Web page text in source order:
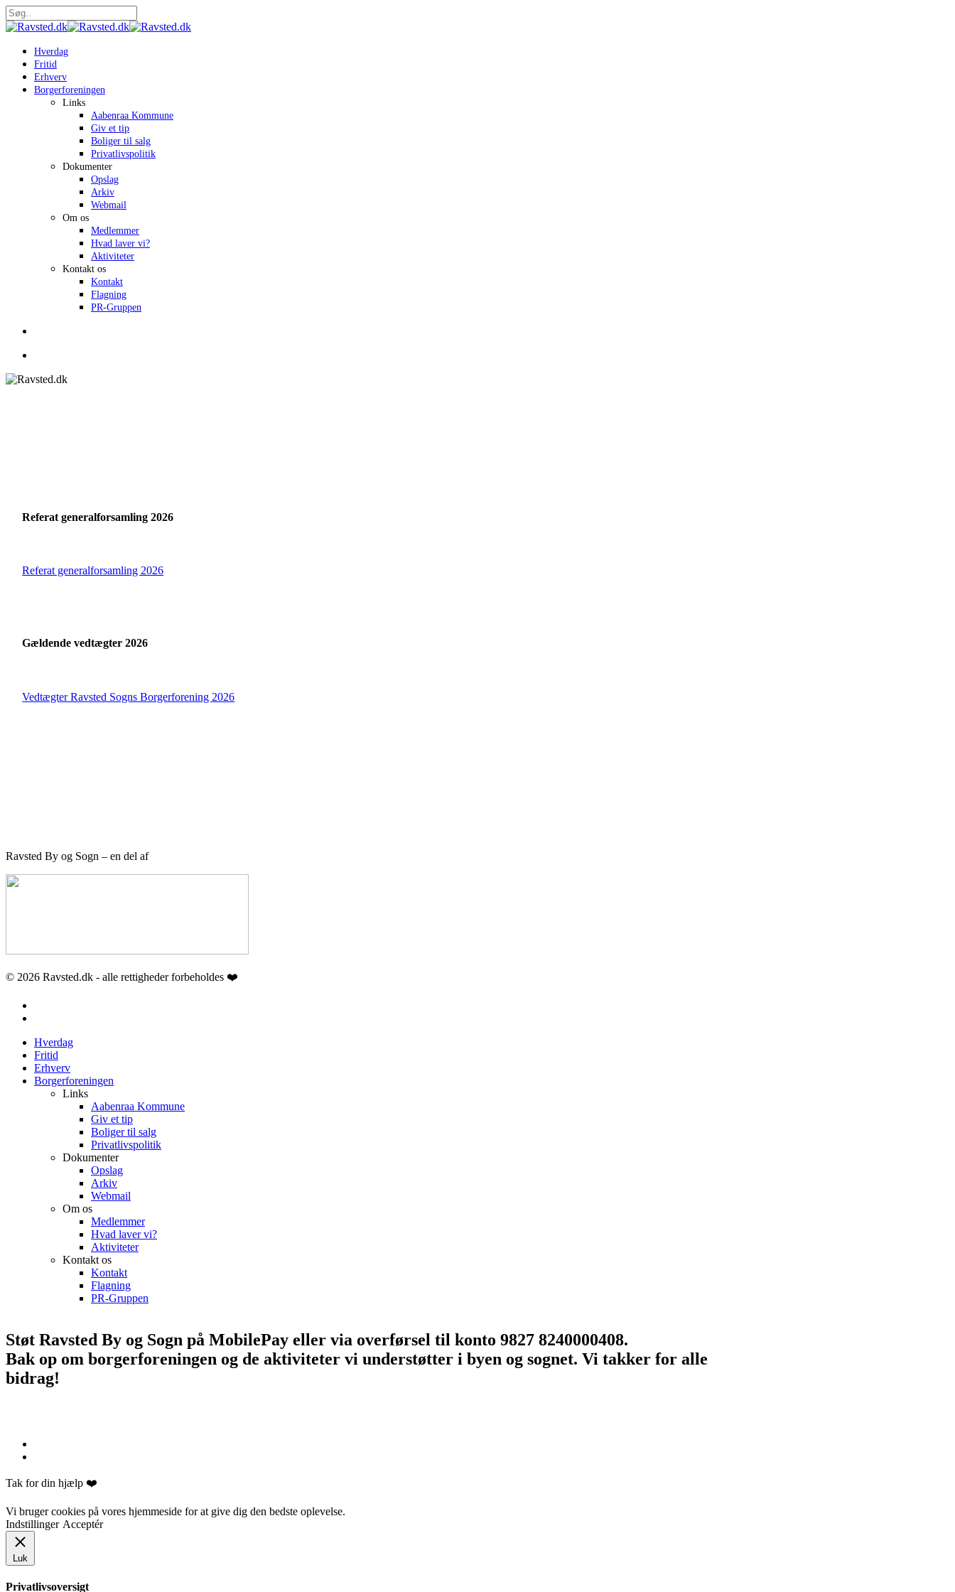
Skip
to
content
Close
search
Menu
Hverdag
Fritid
Erhverv
Borgerforeningen
Links
Aabenraa Kommune
Giv et tip
Boliger til salg
Privatlivspolitik
Dokumenter
Opslag
Arkiv
Webmail
Om os
Medlemmer
Hvad laver vi?
Aktiviteter
Kontakt os
Kontakt
Flagning
PR-Gruppen
Referat generalforsamling 2026
Referat generalforsamling 2026
Gældende vedtægter 2026
Vedtægter Ravsted Sogns Borgerforening 2026
Ravsted By og Sogn – en del af
© 2026 Ravsted.dk - alle rettigheder forbeholdes ❤️
Close
Menu
Hverdag
Fritid
Erhverv
Borgerforeningen
Links
Aabenraa Kommune
Giv et tip
Boliger til salg
Privatlivspolitik
Dokumenter
Opslag
Arkiv
Webmail
Om os
Medlemmer
Hvad laver vi?
Aktiviteter
Kontakt os
Kontakt
Flagning
PR-Gruppen
Støt Ravsted By og Sogn på MobilePay eller via overførsel til konto 9827 8240000408.
Bak op om borgerforeningen og de aktiviteter vi understøtter i byen og sognet. Vi takker for alle
bidrag!
Tak for din hjælp ❤️
Vi bruger cookies på vores hjemmeside for at give dig den bedste oplevelse.
Indstillinger Acceptér
Luk
Privatlivsoversigt